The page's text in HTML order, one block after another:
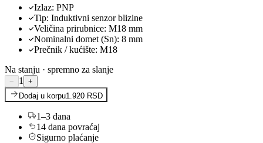
Izlaz: PNP
Tip: Induktivni senzor blizine
Veličina prirubnice: M18 mm
Nominalni domet (Sn): 8 mm
Prečnik / kućište: M18
Na stanju · spremno za slanje
− 1
+
Dodaj u korpu1.920 RSD
1–3 dana
14 dana povraćaj
Sigurno plaćanje